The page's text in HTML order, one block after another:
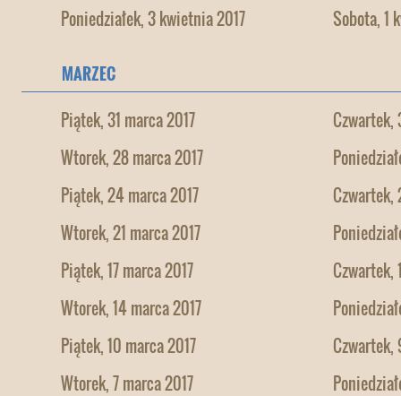
Poniedziałek, 3 kwietnia 2017 Sobota, 1
MARZEC
Piątek, 31 marca 2017
Czwartek,
Wtorek, 28 marca 2017
Piątek, 24 marca 2017
Czwartek,
Wtorek, 21 marca 2017
Piątek, 17 marca 2017
Czwartek,
Wtorek, 14 marca 2017
Piątek, 10 marca 2017
Czwartek,
Wtorek, 7 marca 2017